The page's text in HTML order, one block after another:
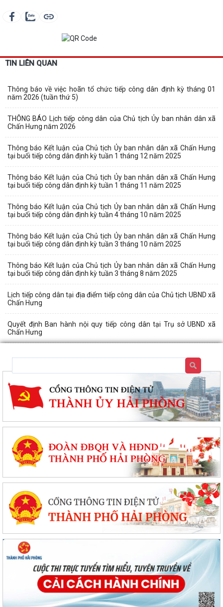
TIN LIÊN QUAN
Thông báo về việc hoãn tổ chức tiếp công dân định kỳ tháng 01
năm 2026 (tuần thứ 5)
THÔNG BÁO Lịch tiếp công dân của Chủ tịch Ủy ban nhân dân xã
Chấn Hưng năm 2026
Thông báo Kết luận của Chủ tịch Ủy ban nhân dân xã Chấn Hưng
tại buổi tiếp công dân định kỳ tuần 1 tháng 12 năm 2025
Thông báo Kết luận của Chủ tịch Ủy ban nhân dân xã Chấn Hưng
tại buổi tiếp công dân định kỳ tuần 1 tháng 11 năm 2025
Thông báo Kết luận của Chủ tịch Ủy ban nhân dân xã Chấn Hưng
tại buổi tiếp công dân định kỳ tuần 4 tháng 10 năm 2025
Thông báo Kết luận của Chủ tịch Ủy ban nhân dân xã Chấn Hưng
tại buổi tiếp công dân định kỳ tuần 3 tháng 10 năm 2025
Thông báo Kết luận của Chủ tịch Ủy ban nhân dân xã Chấn Hưng
tại buổi tiếp công dân định kỳ tuần 3 tháng 8 năm 2025
Lịch tiếp công dân tại địa điểm tiếp công dân của Chủ tịch UBND xã
Chấn Hưng
Quyết định Ban hành nội quy tiếp công dân tại Trụ sở UBND xã
Chấn Hưng